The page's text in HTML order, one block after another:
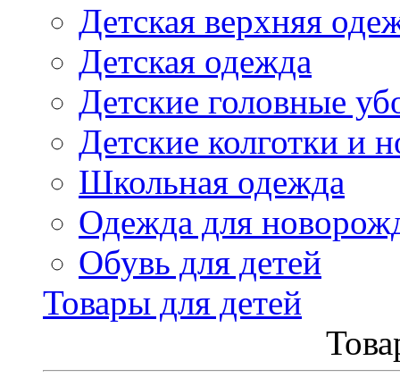
Детская верхняя
Детская одежда
Детские головные
Детские колготки и
Школьная одежда
Одежда для
Обувь для детей
Товары для детей